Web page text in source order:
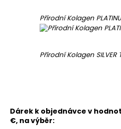
Přírodní Kolagen
Přírodní Kolagen
Dárek k objednávce v
€, na výběr: